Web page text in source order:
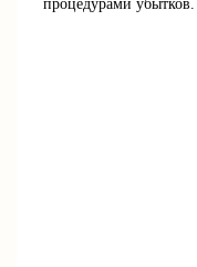
процедурами убытков.